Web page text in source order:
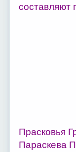
составляют
Прасковья
Параскева